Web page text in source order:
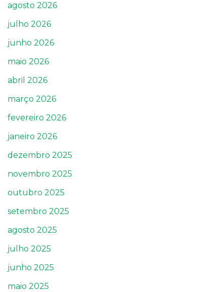
agosto 2026
julho 2026
junho 2026
maio 2026
abril 2026
março 2026
fevereiro 2026
janeiro 2026
dezembro 2025
novembro 2025
outubro 2025
setembro 2025
agosto 2025
julho 2025
junho 2025
maio 2025